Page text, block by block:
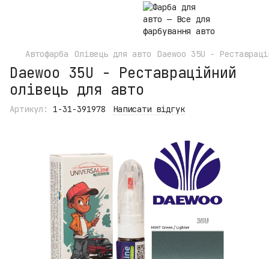
Автофарба Олівець для авто Daewoo 35U -
Daewoo 35U - Реставраційний
олівець для авто
Артикул: 1-31-391978 Написати відгук